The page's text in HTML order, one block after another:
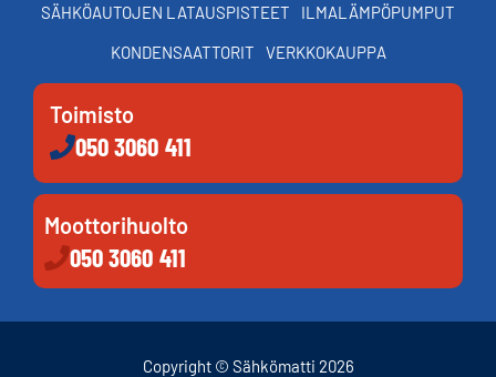
SÄHKÖAUTOJEN LATAUSPISTEET
ILMALÄMPÖPUMPUT
KONDENSAATTORIT
VERKKOKAUPPA
Toimisto
050 3060 411
Moottorihuolto
050 3060 411
Copyright © Sähkömatti 2026